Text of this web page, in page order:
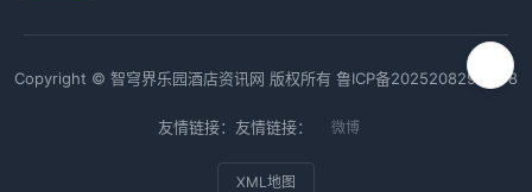
Copyright © 智穹界乐园酒店资讯网 版权所有 鲁ICP备2025208294号-8
友情链接：友情链接： 微博
XML地图